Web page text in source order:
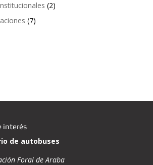
(2)
(7)
interés
de autobuses
Foral de Araba